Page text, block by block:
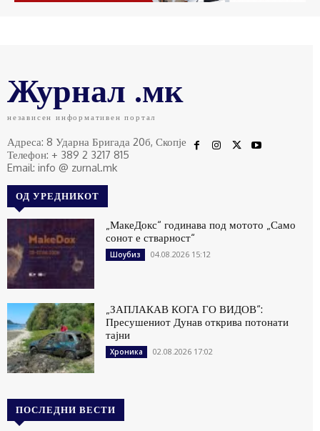
Журнал .мк
независен информативен портал
Адреса: 8 Ударна Бригада 20б, Скопје
Телефон: + 389 2 3217 815
Email: info @ zurnal.mk
ОД УРЕДНИКОТ
„МакеДокс“ годинава под мотото „Само
сонот е стварност“
Шоубиз 04.08.2026 15:12
„ЗАПЛАКАВ КОГА ГО ВИДОВ“:
Пресушениот Дунав открива потонати
тајни
Хроника 02.08.2026 17:02
ПОСЛЕДНИ ВЕСТИ